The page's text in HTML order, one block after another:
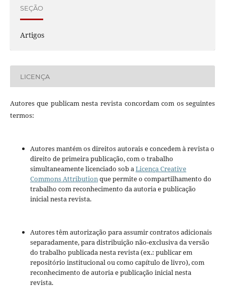
SEÇÃO
Artigos
LICENÇA
Autores que publicam nesta revista concordam com os seguintes
termos:
Autores mantém os direitos autorais e concedem à revista o
direito de primeira publicação, com o trabalho
simultaneamente licenciado sob aLicença Creative
Commons Attributionque permite o compartilhamento do
trabalho com reconhecimento da autoria e publicação
inicial nesta revista.
Autores têm autorização para assumir contratos adicionais
separadamente, para distribuição não-exclusiva da versão
do trabalho publicada nesta revista (ex.: publicar em
repositório institucional ou como capítulo de livro), com
reconhecimento de autoria e publicação inicial nesta
revista.